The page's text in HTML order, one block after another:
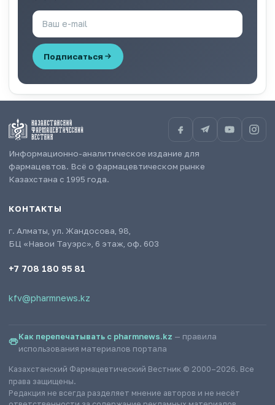
Подписаться
Информационно-аналитическое издание для
фармацевтов. Всё о фармацевтическом рынке
Казахстана с 1995 года.
КОНТАКТЫ
г. Алматы, ул. Жандосова, 98,
БЦ «Навои Тауэрс», 6 этаж, оф. 603
+7 708 180 95 81
kfv@pharmnews.kz
Как перепечатывать с pharmnews.kz — правила
использования материалов портала
Казахстанский Фармацевтический Вестник © 2000–2026. Все
права защищены.
Редакция не всегда разделяет мнение авторов и не несёт